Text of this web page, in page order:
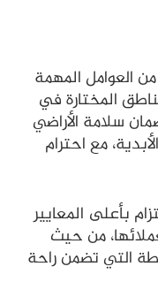
العوامل المهمة
المختارة في
سلامة الأراضي
مع احترام
بأعلى المعايير
من حيث
التي تضمن راحة